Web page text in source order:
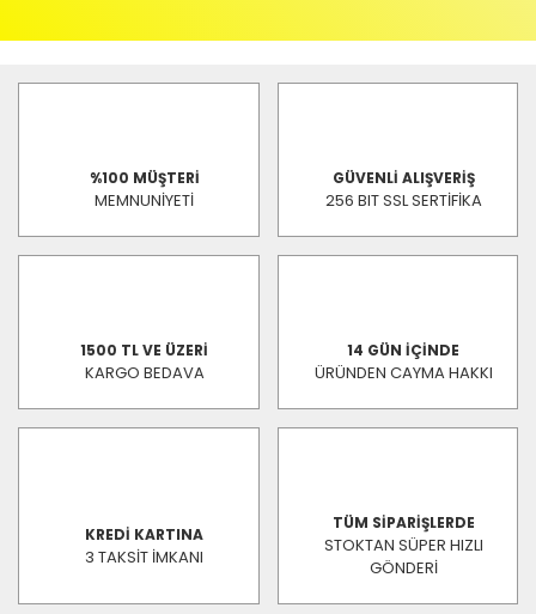
%100 MÜŞTERİ
MEMNUNİYETİ
GÜVENLİ ALIŞVERİŞ
256 BIT SSL SERTİFİKA
1500 TL VE ÜZERİ
KARGO BEDAVA
14 GÜN İÇİNDE
ÜRÜNDEN CAYMA HAKKI
KREDİ KARTINA
3 TAKSİT İMKANI
TÜM SİPARİŞLERDE
STOKTAN SÜPER HIZLI
GÖNDERİ